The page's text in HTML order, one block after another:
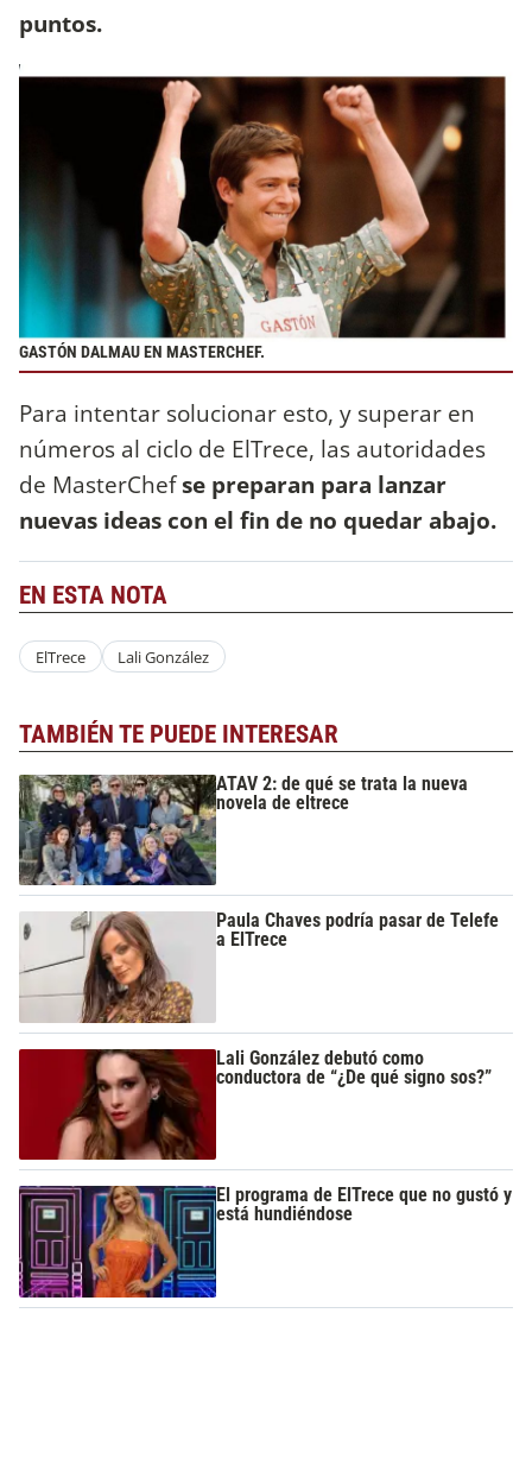
puntos.
GASTÓN DALMAU EN MASTERCHEF.
Para intentar solucionar esto, y superar en
números al ciclo de ElTrece, las autoridades
de MasterChefse preparan para lanzar
nuevas ideas con el fin de no quedar abajo.
EN ESTA NOTA
ElTrece Lali González
TAMBIÉN TE PUEDE INTERESAR
ATAV 2: de qué se trata la nueva
novela de eltrece
Paula Chaves podría pasar de Telefe
a ElTrece
Lali González debutó como
conductora de “¿De qué signo sos?”
El programa de ElTrece que no gustó y
está hundiéndose